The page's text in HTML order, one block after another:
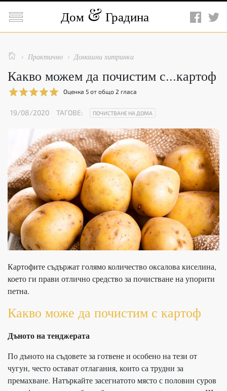
 Дом Градина
  Практично  Домашни хитринки
Какво можем да почистим с...картоф
Оценка 5 от общо 2 гласа
19/08/2020 ТАГОВЕ: ПОЧИСТВАНЕ НА ДОМА
Картофите съдържат голямо количество оксалова киселина,
което ги прави отлично средство за почистване на упорити
петна.
Какво може да почистим с картоф
Дъното на тенджерата
По дъното на съдовете за готвене и особено на тези от
чугун, често остават отлагания, които са трудни за
премахване. Натъркайте засегнатото място с половин суров